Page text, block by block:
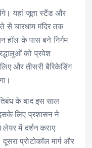
यहां जूता स्टैंड और
से चारधाम मंदिर तक
हॉल के पास बने निर्गम
को प्रवेश
और तीसरी बैरिकेडिंग
के बाद इस साल
लिए प्रशासन ने
में दर्शन कराए
प्रोटोकॉल मार्ग और